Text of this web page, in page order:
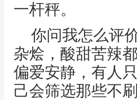
一杆秤。
你问我怎么评
杂烩，酸甜苦辣
偏爱安静，有人
己会筛选那些不